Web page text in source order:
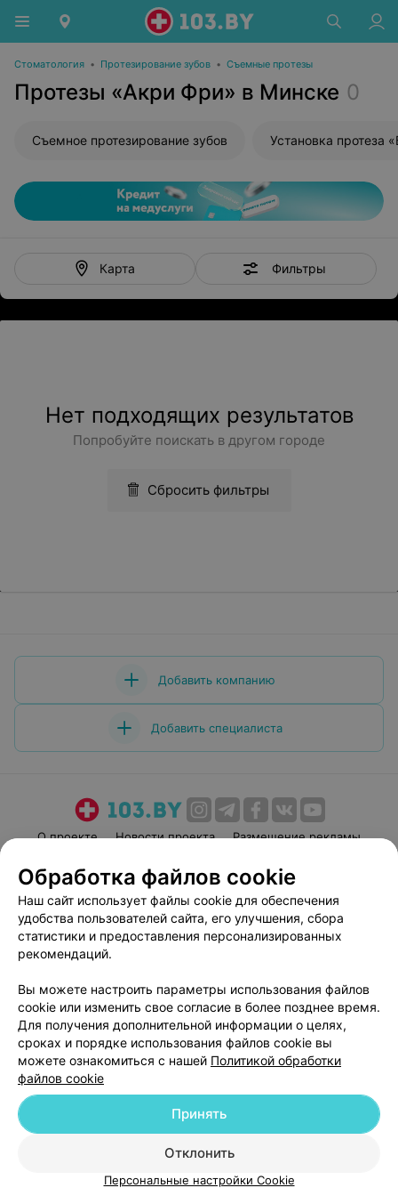
Стоматология • Протезирование зубов • Съемные протезы
Протезы «Акри Фри» в Минске 0
Съемное протезирование зубов Установка протеза
Карта Фильтры
Нет подходящих результатов
Попробуйте поискать в другом городе
Сбросить фильтры
Добавить компанию
Добавить специалиста
О проекте Новости проекта
Размещение рекламы
Пользовательское соглашение
Способы оплаты
Вакансии
Партнеры
Написать руководителю 103.by
Персональные настройки cookie
Обработка персональных данных
© 2026 ООО «Артокс Лаб», УНП 191700409| 220012, Республика Беларусь,
г. Минск, улица Толбухина, 2, пом. 16 | help@103.by
Служба поддержки +375 291212755
Обработка файлов cookie
Наш сайт использует файлы cookie для обеспечения
удобства пользователей сайта, его улучшения, сбора
статистики и предоставления персонализированных
рекомендаций.
Вы можете настроить параметры использования файлов
cookie или изменить свое согласие в более позднее время.
Для получения дополнительной информации о целях,
сроках и порядке использования файлов cookie вы
можете ознакомиться с нашей Политикой обработки
файлов cookie
Отклонить
Принять
Персональные настройки Cookie